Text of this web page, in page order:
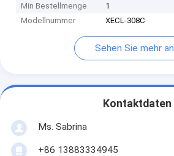
Min Bestellmenge
1
Modellnummer
XECL-308C
Sehen Sie mehr an
Kontaktdaten
Ms. Sabrina
+86 13883334945